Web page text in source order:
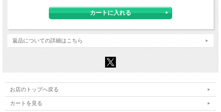
返品についての詳細はこちら
お店のトップへ戻る
カートを見る